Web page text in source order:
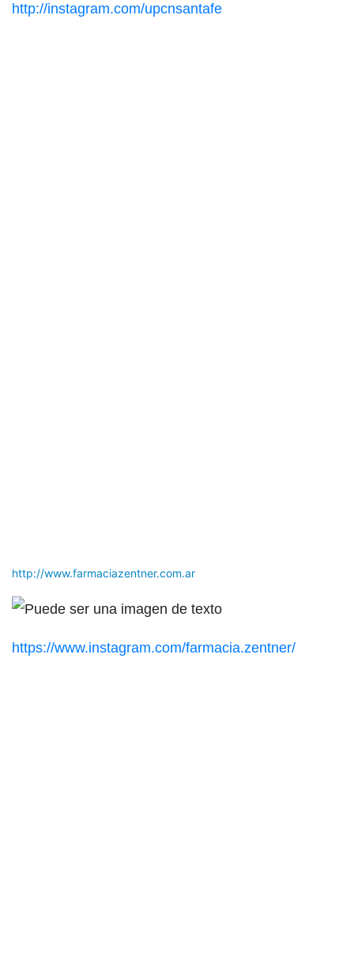
http://instagram.com/upcnsantafe
http://www.farmaciazentner.com.ar
https://www.instagram.com/farmacia.zentner/